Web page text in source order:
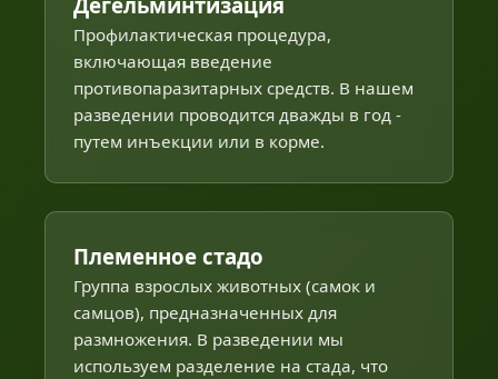
Профилактическая процедура,
включающая введение
противопаразитарных средств. В нашем
разведении проводится дважды в год -
путем инъекции или в корме.
Племенное стадо
Группа взрослых животных (самок и
самцов), предназначенных для
размножения. В разведении мы
используем разделение на стада, что